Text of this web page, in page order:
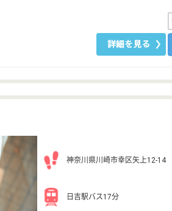
神奈川県川崎市幸区矢上12-14
日吉駅バス17分